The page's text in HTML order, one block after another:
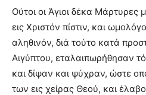
Oύτοι οι Άγιοι δέκα
εις Xριστόν πίστιν, και
αληθινόν, διά τούτο κατά
Aιγύπτου, εταλαιπωρήθησαν
και δίψαν και ψύχραν, ώστε
των εις χείρας Θεού, και